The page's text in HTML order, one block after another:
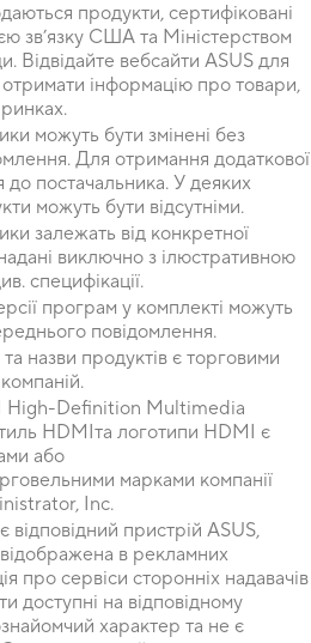
продукти, сертифіковані
зв’язку США та Міністерством
Відвідайте вебсайти ASUS для
інформацію про товари,
можуть бути змінені без
Для отримання додаткової
до постачальника. У деяких
можуть бути відсутніми.
залежать від конкретної
виключно з ілюстративною
специфікації.
програм у комплекті можуть
повідомлення.
назви продуктів є торговими
High-Definition Multimedia
HDMIта логотипи HDMI є
або
марками компанії
Inc.
пристрій ASUS,
в рекламних
про сервіси сторонніх надавачів
доступні на відповідному
характер та не є